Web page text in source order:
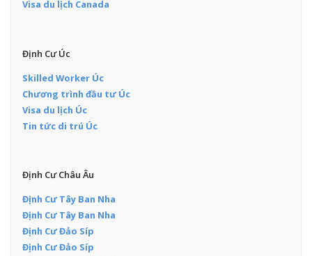
Visa du lịch Canada
Định Cư Úc
Skilled Worker Úc
Chương trình đầu tư Úc
Visa du lịch Úc
Tin tức di trú Úc
Định Cư Châu Âu
Định Cư Tây Ban Nha
Định Cư Tây Ban Nha
Định Cư Đảo Síp
Định Cư Đảo Síp